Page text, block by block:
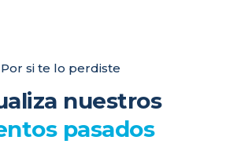
Por si te lo perdiste
nuestros
pasados